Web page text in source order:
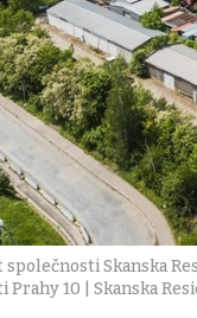
společnosti Skanska
Prahy 10 | Skanska